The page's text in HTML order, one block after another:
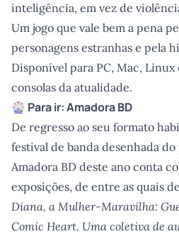
inteligência, em vez de
Um jogo que vale bem a pena
personagens estranhas e pela
Disponível para PC, Mac,
consolas da atualidade.
🎡 Para ir: Amadora BD
De regresso ao seu formato
festival de banda desenhada
Amadora BD deste ano conta
exposições, de entre as quais
Diana, a Mulher-Maravilha:
Comic Heart. Uma coletiva de